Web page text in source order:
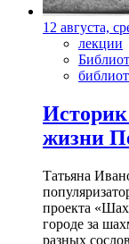
12 августа,
лекции
жизни
Татьяна
проекта
городе за
разных